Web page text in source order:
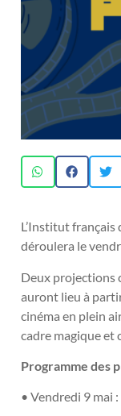
L’Institut français
déroulera le
Deux projections
auront lieu à
cinéma en plein
cadre magique et
Programme des
• Vendredi 9 mai